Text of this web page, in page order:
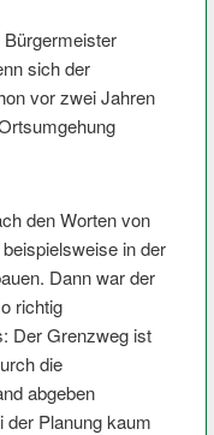
sich der
vor zwei Jahren
den Worten von
in der
Dann war der
richtig
Der Grenzweg ist
die
abgeben
der Planung kaum